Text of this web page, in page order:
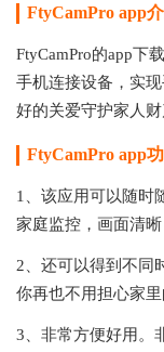
FtyCamPro app介
FtyCamPro的app下
手机连接设备，实
好的关爱守护家人财
FtyCamPro app功
1、该应用可以随时
家庭监控，画面清晰
2、还可以得到不同
你再也不用担心家里
3、非常方便好用。